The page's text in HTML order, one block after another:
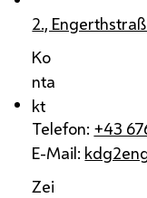
2.,
Ko
nta
kt
Telefon: +43
E-Mail:
Zei